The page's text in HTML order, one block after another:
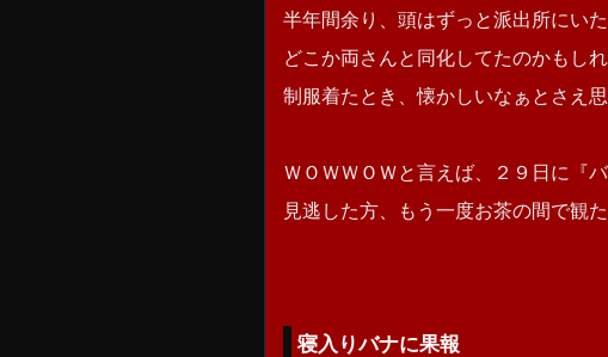
半年間余り、頭はずっと派出所にいた
どこか両さんと同化してたのかもしれ
制服着たとき、懐かしいなぁとさえ思
ＷＯＷＷＯＷと言えば、２９日に『
見逃した方、もう一度お茶の間で観
寝入りバナに果報